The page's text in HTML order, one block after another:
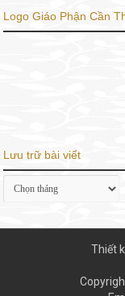
Logo Giáo Phận Cần
Lưu trữ bài viết
Lưu
trữ
Thiết